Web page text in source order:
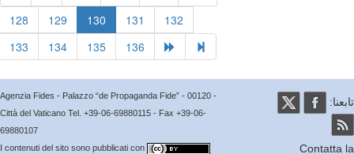
128
129 130 131
132
133
134 135 136
Agenzia Fides - Palazzo “de Propaganda Fide” - 00120 -
Città del Vaticano Tel. +39-06-69880115 - Fax +39-06-
69880107
I contenuti del sito sono pubblicati con